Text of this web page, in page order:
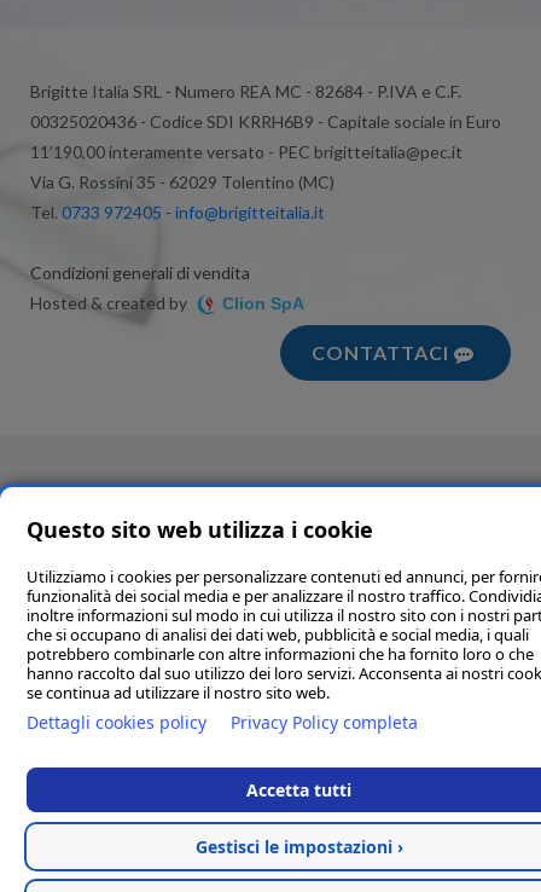
Brigitte Italia SRL - Numero REA MC - 82684 - P.IVA e C.F.
00325020436 - Codice SDI KRRH6B9 - Capitale sociale in Euro
11’190,00 interamente versato - PEC brigitteitalia@pec.it
Via G. Rossini 35 - 62029 Tolentino (MC)
Tel. 0733 972405 - info@brigitteitalia.it
Condizioni generali di vendita
Hosted & created by
Clion SpA
CONTATTACI
Questo sito web utilizza i cookie
Utilizziamo i cookies per personalizzare contenuti ed annunci, per
funzionalità dei social media e per analizzare il nostro traffico.
inoltre informazioni sul modo in cui utilizza il nostro sito con i nostri
che si occupano di analisi dei dati web, pubblicità e social media, i quali
potrebbero combinarle con altre informazioni che ha fornito loro o che
hanno raccolto dal suo utilizzo dei loro servizi. Acconsenta ai nostri
se continua ad utilizzare il nostro sito web.
Dettagli cookies policy Privacy Policy completa
Accetta tutti
Gestisci le impostazioni ›